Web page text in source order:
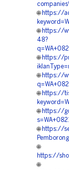
🌐 https://
🌐 https://
48?
🌐 https://
🌐 https://
🌐 https://
🌐 https://
🌐 https://
🌐
https://
🌐